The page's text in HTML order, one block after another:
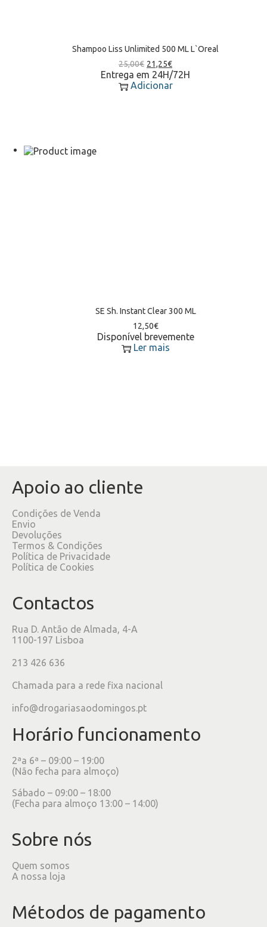
Shampoo Liss Unlimited 500 ML L`Oreal
25,00€ 21,25€
Entrega em 24H/72H
Adicionar
SE Sh. Instant Clear 300 ML
12,50€
Disponível brevemente
Ler mais
Apoio ao cliente
Condições de Venda
Envio
Devoluções
Termos & Condições
Política de Privacidade
Política de Cookies
Contactos
Rua D. Antão de Almada, 4-A
1100-197 Lisboa
213 426 636
Chamada para a rede fixa nacional
info@drogariasaodomingos.pt
Horário funcionamento
2ªa 6ª – 09:00 – 19:00
(Não fecha para almoço)
Sábado – 09:00 – 18:00
(Fecha para almoço 13:00 – 14:00)
Sobre nós
Quem somos
A nossa loja
Métodos de pagamento